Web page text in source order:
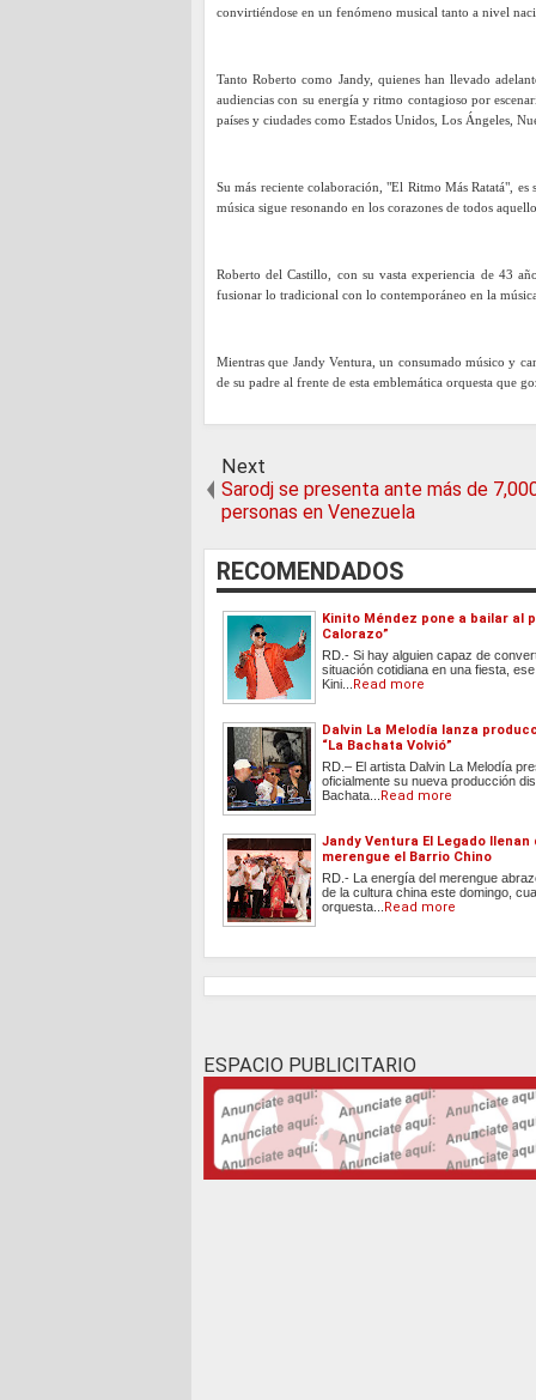
convirtiéndose en un fenómeno musical tanto a nivel
Tanto Roberto como Jandy, quienes han llevado
audiencias con su energía y ritmo contagioso por
países y ciudades como Estados Unidos, Los Ángeles,
Su más reciente colaboración, "El Ritmo Más Ratatá",
música sigue resonando en los corazones de todos
Roberto del Castillo, con su vasta experiencia de 43
fusionar lo tradicional con lo contemporáneo en la
Mientras que Jandy Ventura, un consumado músico y
de su padre al frente de esta emblemática orquesta que
Next
Sarodj se presenta ante más de
personas en Venezuela
RECOMENDADOS
Kinito Méndez pone a bailar al
Calorazo”
RD.- Si hay alguien capaz de
situación cotidiana en una fiesta,
Kini... Read more
Dalvin La Melodía lanza
“La Bachata Volvió”
RD.– El artista Dalvin La Melodía
oficialmente su nueva producción
Bachata... Read more
Jandy Ventura El Legado llenan
merengue el Barrio Chino
RD.- La energía del merengue
de la cultura china este domingo,
orquesta... Read more
ESPACIO PUBLICITARIO